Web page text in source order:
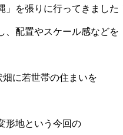
を張りに行ってきました
、配置やスケール感などを
に若世帯の住まいを
形地という今回の